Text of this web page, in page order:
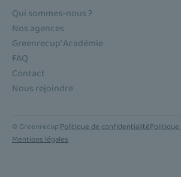
Qui sommes-nous ?
Nos agences
Greenrecup' Académie
FAQ
Contact
Nous rejoindre
© Greenrecup'Politique de confidentialité
Mentions légales